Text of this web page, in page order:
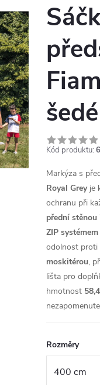
Kód produktu:
Markýza s
Royal Greyje
ochranu při
přední
ZIP systémem
odolnost proti
moskitérou,
lišta pro
hmotnost
Rozměry